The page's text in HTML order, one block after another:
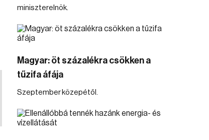
miniszterelnök.
Magyar: öt százalékra csökken a
tűzifa áfája
Szeptember közepétől.